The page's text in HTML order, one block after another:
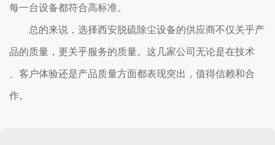
每一台设备都符合高标准。
总的来说，选择西安脱硫除尘设备的供应商不仅关乎产
品的质量，更关乎服务的质量。这几家公司无论是在技术
、客户体验还是产品质量方面都表现突出，值得信赖和合
作。